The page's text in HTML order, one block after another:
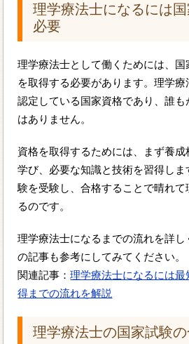
理学療法士になるには
必要
理学療法士として働くためには、
を取得する必要があります。理学
認定している国家資格であり、誰
はありません。
資格を取得するためには、まず養成
学び、必要な知識と技術を習得し
験を受験し、合格することで晴れ
るのです。
理学療法士になるまでの流れを詳
の記事も参考にしてみてください。
関連記事：理学療法士になるには
得までの流れを解説
理学療法士の国家試験